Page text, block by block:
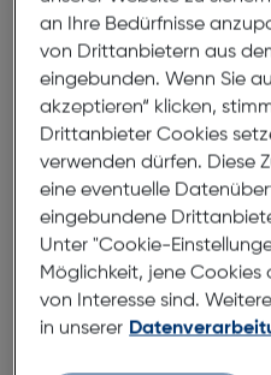
ArtNr.: 220062515
Ersatz für
HL-50B für
Digitalkameras
850mAh, 3.7V,
Hähnel Li-Ion Akkus für
Camcorder
Die gesamte Produktreihe
an Ihre Bedürfnisse
von Drittanbietern aus
eingebunden. Wenn Sie
akzeptieren“ klicken,
Drittanbieter Cookies
verwenden dürfen. Diese
eine eventuelle
eingebundene
Unter "Cookie-
Möglichkeit, jene Cookies
von Interesse sind.
in unserer